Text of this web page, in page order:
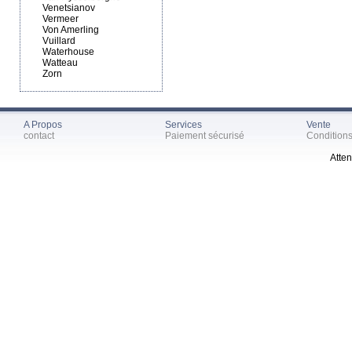
Venetsianov
Vermeer
Von Amerling
Vuillard
Waterhouse
Watteau
Zorn
A Propos
contact
Services
Paiement sécurisé
Vente